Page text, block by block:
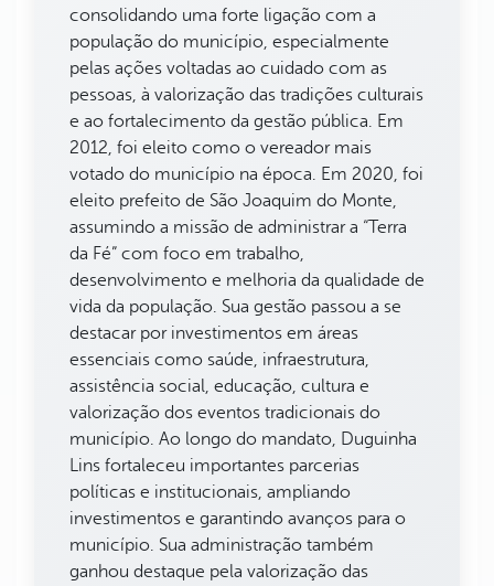
consolidando uma forte ligação com a
população do município, especialmente
pelas ações voltadas ao cuidado com as
pessoas, à valorização das tradições culturais
e ao fortalecimento da gestão pública. Em
2012, foi eleito como o vereador mais
votado do município na época. Em 2020, foi
eleito prefeito de São Joaquim do Monte,
assumindo a missão de administrar a “Terra
da Fé” com foco em trabalho,
desenvolvimento e melhoria da qualidade de
vida da população. Sua gestão passou a se
destacar por investimentos em áreas
essenciais como saúde, infraestrutura,
assistência social, educação, cultura e
valorização dos eventos tradicionais do
município. Ao longo do mandato, Duguinha
Lins fortaleceu importantes parcerias
políticas e institucionais, ampliando
investimentos e garantindo avanços para o
município. Sua administração também
ganhou destaque pela valorização das